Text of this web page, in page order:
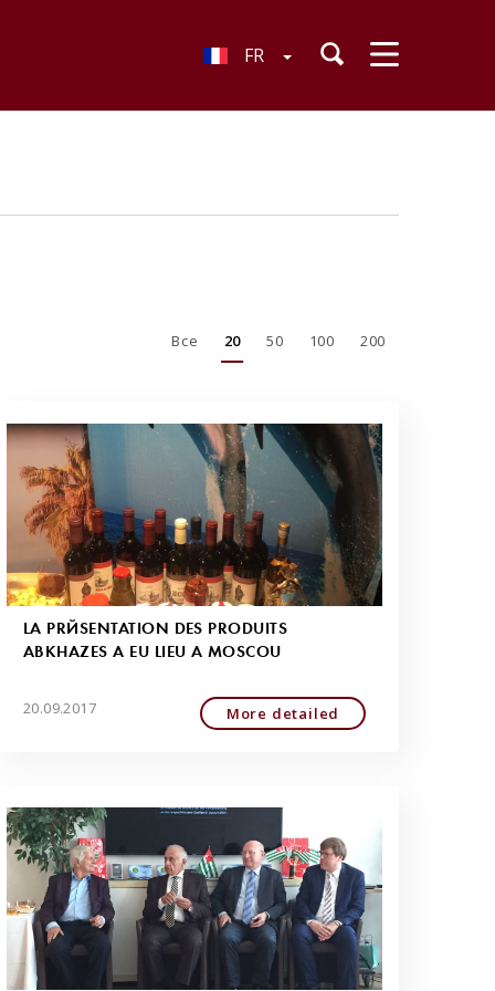
FR
Все 20 50 100 200
LA PRÉSENTATION DES PRODUITS
ABKHAZES A EU LIEU À MOSCOU
20.09.2017 More detailed